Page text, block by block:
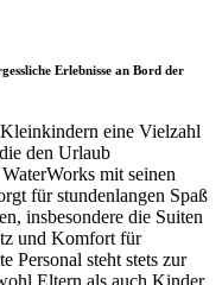
Erlebnisse an Bord der
eine Vielzahl
den Urlaub
mit seinen
für stundenlangen Spaß
insbesondere die Suiten
und Komfort für
Personal steht stets zur